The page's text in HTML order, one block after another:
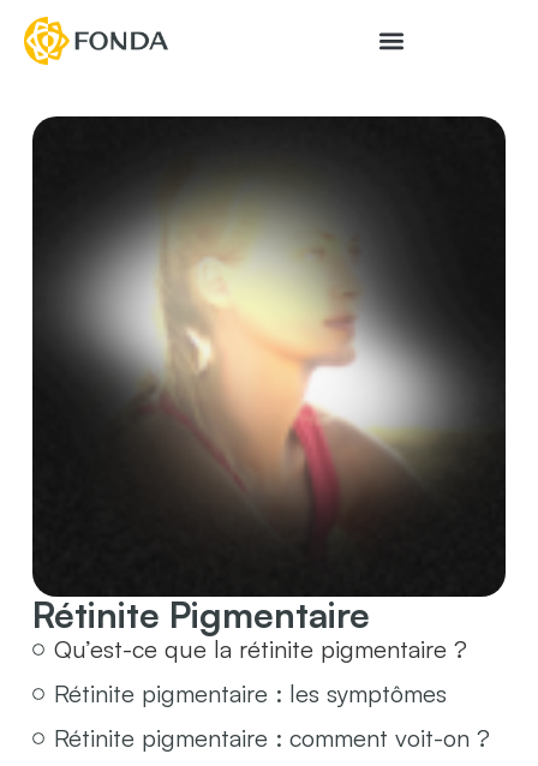
Rétinite Pigmentaire
Qu’est-ce que la rétinite pigmentaire ?
Rétinite pigmentaire : les symptômes
Rétinite pigmentaire : comment voit-on ?